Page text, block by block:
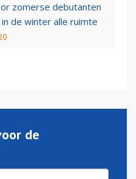
zomerse debutanten
in de winter alle ruimte
de